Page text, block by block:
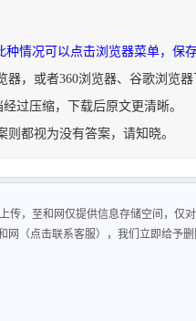
情况可以点击浏览器菜单，保
，或者360浏览器、谷歌浏览器
过压缩，下载后原文更清晰。
都视为没有答案，请知晓。
传，至和网仅提供信息存储空间，仅
（点击联系客服），我们立即给予删